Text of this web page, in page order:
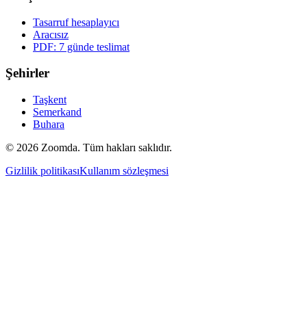
Tasarruf hesaplayıcı
Aracısız
PDF: 7 günde teslimat
Şehirler
Taşkent
Semerkand
Buhara
© 2026 Zoomda. Tüm hakları saklıdır.
Gizlilik politikasıKullanım sözleşmesi